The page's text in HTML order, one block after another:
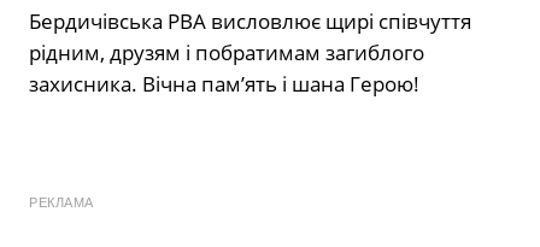
Бердичівська РВА висловлює щирі співчуття
рідним, друзям і побратимам загиблого
захисника. Вічна пам’ять і шана Герою!
РЕКЛАМА